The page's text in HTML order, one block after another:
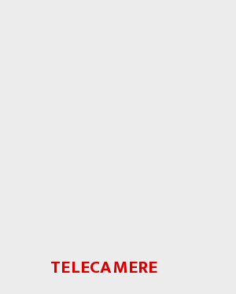
TELECAMERE